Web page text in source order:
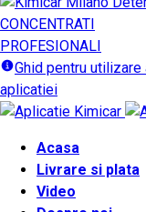
CONCENTRATI
PROFESIONALI
Ghid pentru
aplicatiei
Acasa
Livrare si plata
Video